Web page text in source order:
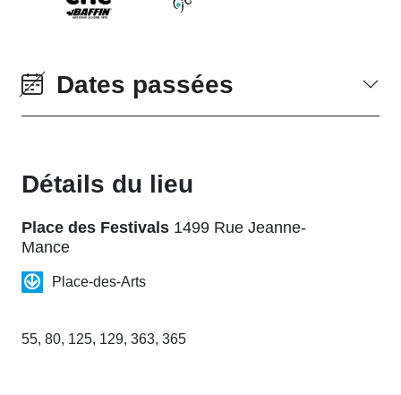
Dates passées
Détails du lieu
Place des Festivals 1499 Rue Jeanne-
Mance
Place-des-Arts
55, 80, 125, 129, 363, 365